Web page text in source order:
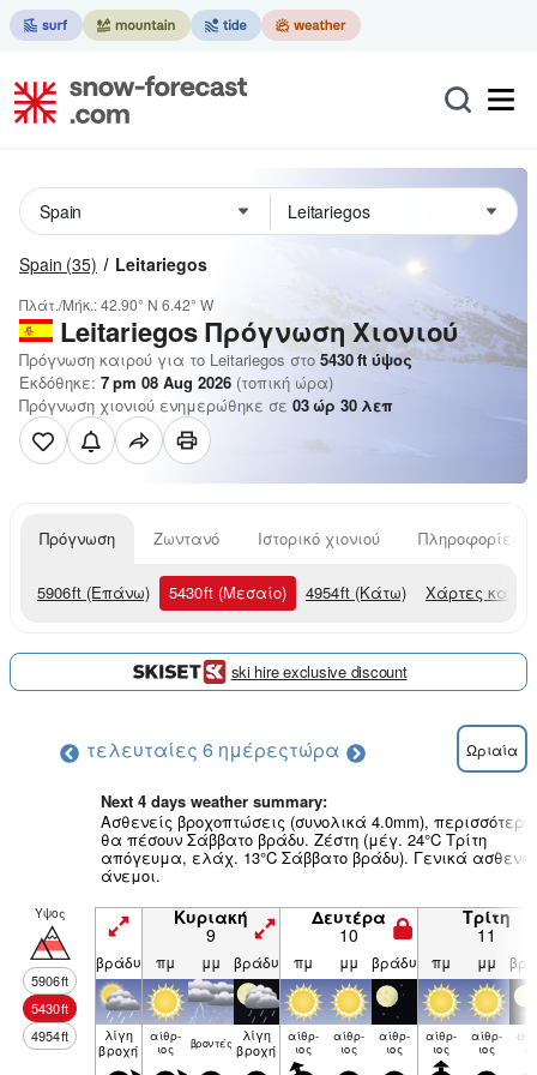
Spain (35) Leitariegos
Πλάτ./Μήκ.:42.90° N 6.42° W
LeitariegosΠρόγνωση Χιονιού
Πρόγνωση καιρού για το Leitariegos στο 5430ftύψος
Εκδόθηκε: 7 pm 08 Aug 2026 (τοπική ώρα)
Πρόγνωση χιονιού ενημερώθηκε σε 03ώρ 30 λεπ
Πρόγνωση Ζωντανό Ιστορικό χιονιού Πληροφορίες
5906ft (Επάνω) 5430ft (Μεσαίο) 4954ft (Κάτω) Χάρτες
ski hire exclusive discount
τελευταίες 6 ημέρεςτώρα Ωριαία
Next 4 days weather summary:
Ασθενείς βροχοπτώσεις (συνολικά 4.0mm), περισσότερο
θα πέσουν Σάββατο βράδυ. Ζέστη (μέγ. 24°C Τρίτη
απόγευμα, ελάχ. 13°C Σάββατο βράδυ). Γενικά
άνεμοι.
Υψος
5906ft
5430ft
4954ft
Κυριακή
9
Δευτέρα
10
Τρίτη
11
βράδυ πμ μμ βράδυ πμ μμ βράδυ πμ μμ
λίγη
βροχή
αίθρ­
ιος βρον­τές λίγη
βροχή
αίθρ­
ιος
αίθρ­
ιος
αίθρ­
ιος
αίθρ­
ιος
αίθρ­
ιος